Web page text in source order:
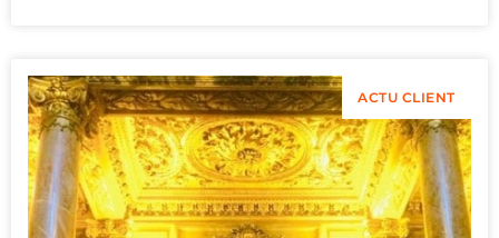
ACTU CLIENT